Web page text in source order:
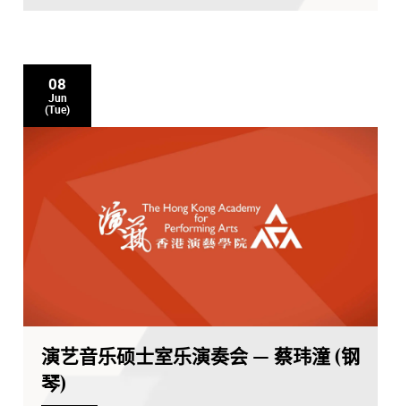
08
Jun
(Tue)
演艺音乐硕士室乐演奏会 — 蔡玮潼 (钢
琴)